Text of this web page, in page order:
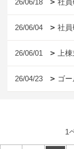
26/06/18 社員
26/06/04 社
26/06/01 上
26/04/23 ゴ
1